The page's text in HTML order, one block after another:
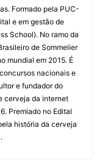
Formado pela PUC-
e em gestão de
School). No ramo da
de Sommelier
mundial em 2015. É
nacionais e
e fundador do
cerveja da internet
Premiado no Edital
história da cerveja